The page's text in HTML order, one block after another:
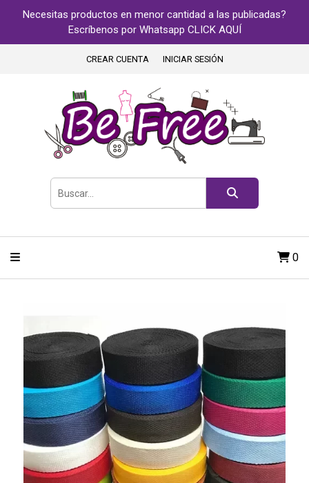
Necesitas productos en menor cantidad a las publicadas?
Escríbenos por Whatsapp CLICK AQUÍ
CREAR CUENTA INICIAR SESIÓN
0